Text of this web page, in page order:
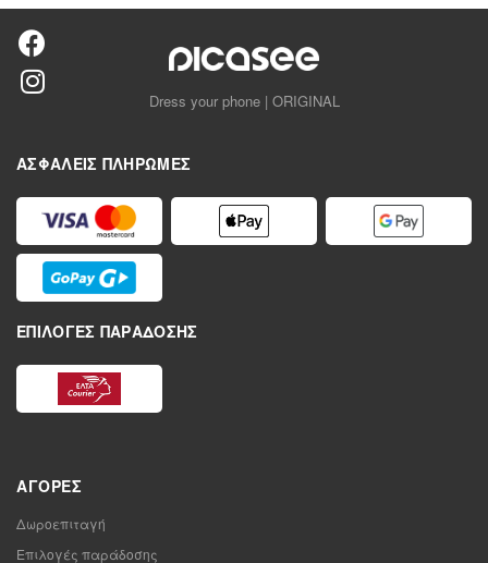
Dress your phone | ORIGINAL
ΑΣΦΑΛΕΊΣ ΠΛΗΡΩΜΈΣ
ΕΠΙΛΟΓΈΣ ΠΑΡΆΔΟΣΗΣ
ΑΓΟΡΈΣ
Δωροεπιταγή
Επιλογές παράδοσης